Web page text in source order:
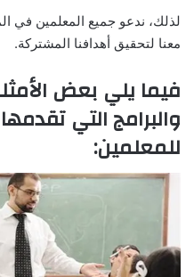
لذلك، ندعو جميع المعلمين في
معنا لتحقيق أهدافنا المشتركة.
فيما يلي بعض
والبرامج التي
للمعلمين: